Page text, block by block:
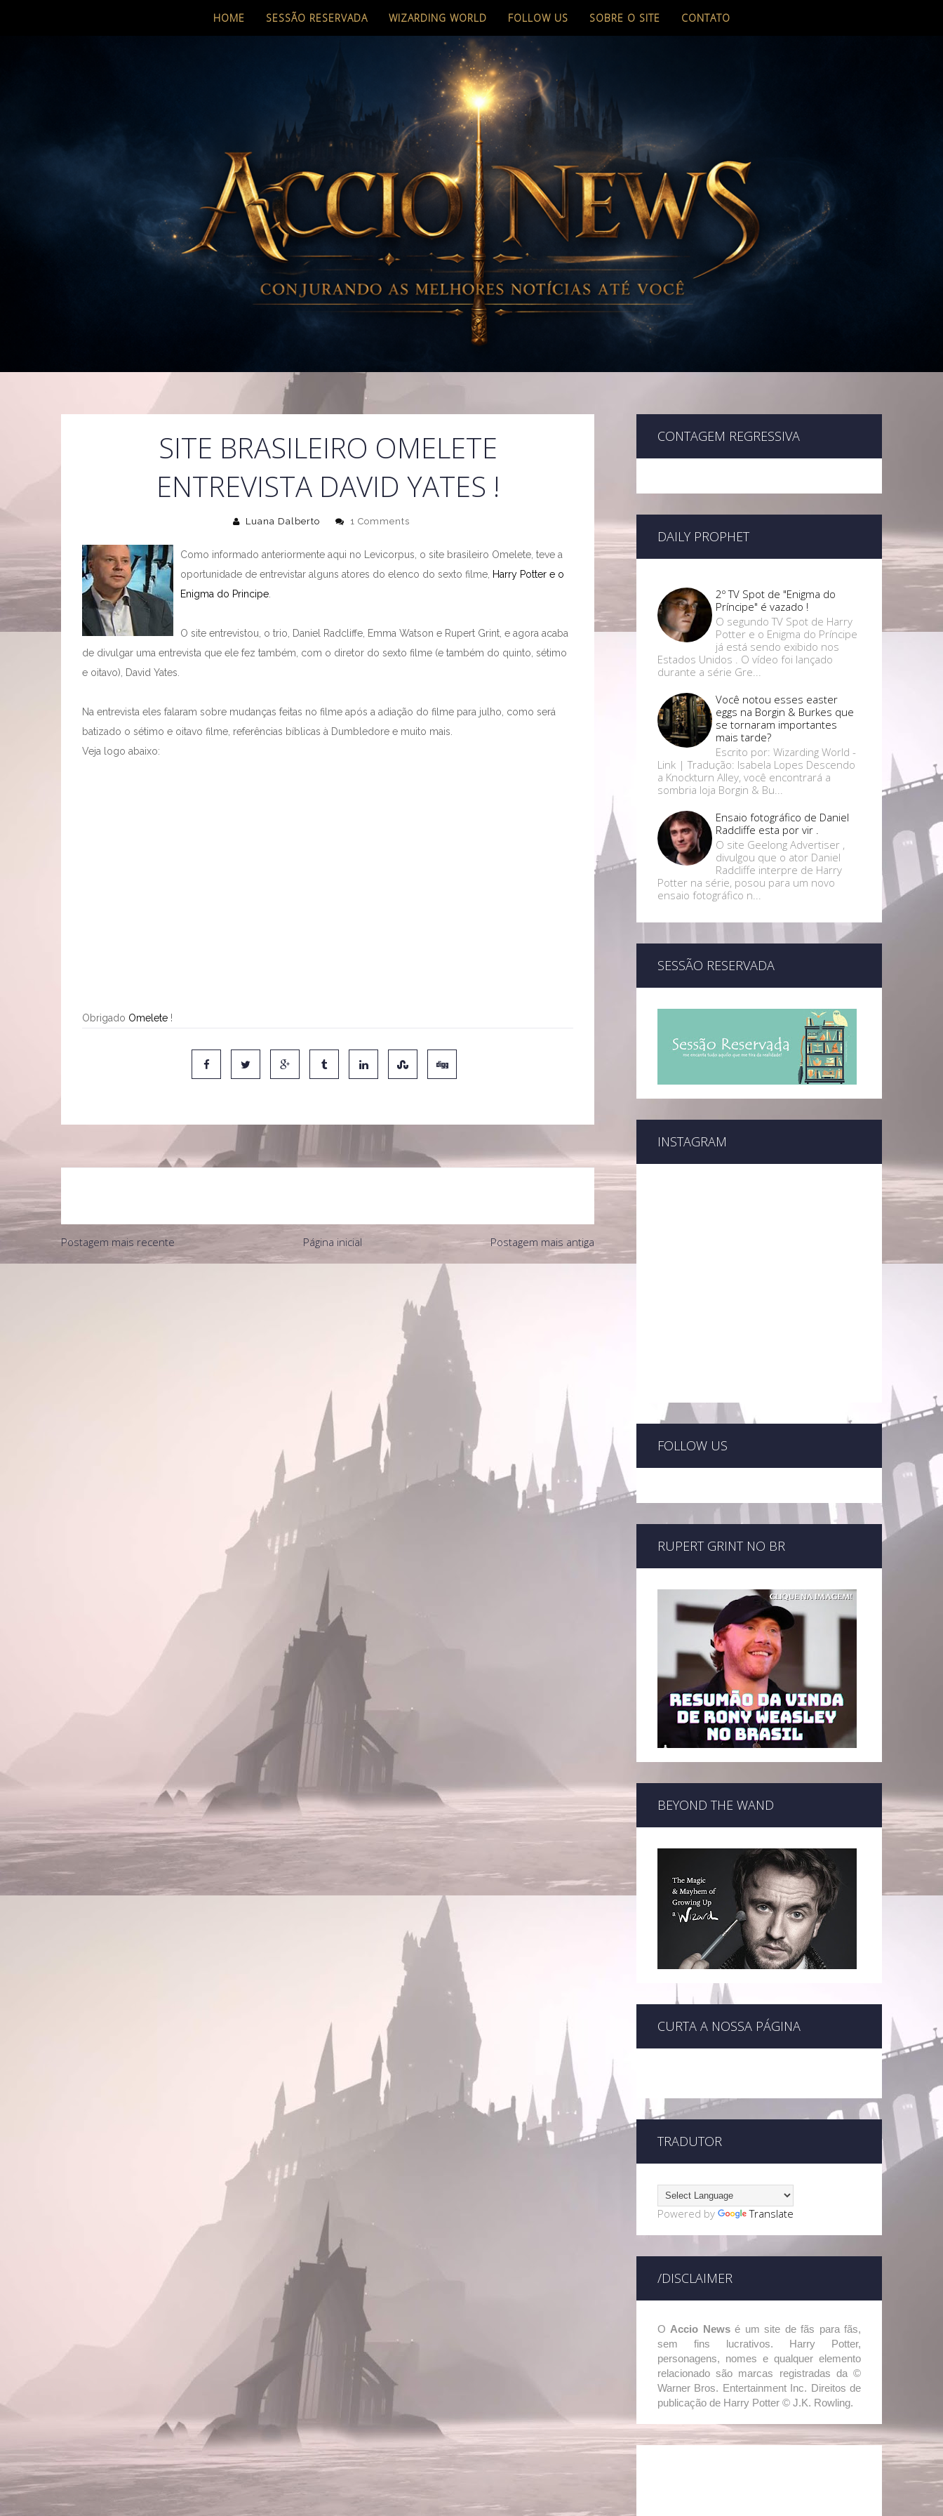
HOME SESSÃO RESERVADA WIZARDING WORLD FOLLOW US SOBRE O SITE CONTATO
SITE BRASILEIRO OMELETE
ENTREVISTA DAVID YATES !
Luana Dalberto 1 Comments
Como informado anteriormente aqui no Levicorpus, o site brasileiro Omelete, teve a
oportunidade de entrevistar alguns atores do elenco do sexto filme, Harry Potter e o
Enigma do Principe
O site entrevistou, o trio, Daniel Radcliffe, Emma Watson e Rupert Grint, e agora acaba
de divulgar uma entrevista que ele fez também, com o diretor do sexto filme (e também do quinto, sétimo
e oitavo), David Yates.
Na entrevista eles falaram sobre mudanças feitas no filme após a adiação do filme para julho, como será
batizado o sétimo e oitavo filme, referências bíblicas à Dumbledore e muito mais.
Veja logo abaixo:
Obrigado Omelete !
Postagem mais recente Postagem mais antiga
Página inicial
CONTAGEM REGRESSIVA
DAILY PROPHET
2º TV Spot de "Enigma do
Príncipe" é vazado !
O segundo TV Spot de Harry
Potter e o Enigma do Príncipe
já está sendo exibido nos
Estados Unidos . O vídeo foi lançado
durante a série Gre...
Você notou esses easter
eggs na Borgin & Burkes que
se tornaram importantes
mais tarde?
Escrito por: Wizarding World -
Link | Tradução: Isabela Lopes Descendo
a Knockturn Alley, você encontrará a
sombria loja Borgin & Bu...
Ensaio fotográfico de Daniel
Radcliffe esta por vir .
O site Geelong Advertiser ,
divulgou que o ator Daniel
Radcliffe interpre de Harry
Potter na série, posou para um novo
ensaio fotográfico n...
SESSÃO RESERVADA
INSTAGRAM
FOLLOW US
RUPERT GRINT NO BR
BEYOND THE WAND
CURTA A NOSSA PÁGINA
TRADUTOR
Powered by Translate
/DISCLAIMER
O Accio Newsé um site de fãs para fãs,
sem fins lucrativos. Harry Potter,
personagens, nomes e qualquer elemento
relacionado são marcas registradas da ©
Warner Bros. Entertainment Inc. Direitos de
publicação de Harry Potter © J.K. Rowling.